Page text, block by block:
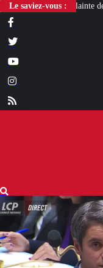
Le saviez-vous :« Ta